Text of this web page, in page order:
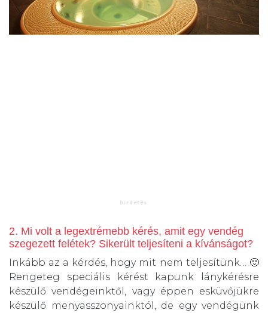
2. Mi volt a legextrémebb kérés, amit egy vendég
szegezett felétek? Sikerült teljesíteni a kívánságot?
Inkább az a kérdés, hogy mit nem teljesítünk… 🙂
Rengeteg speciális kérést kapunk lánykérésre
készülő vendégeinktől, vagy éppen esküvőjükre
készülő menyasszonyainktól, de egy vendégünk